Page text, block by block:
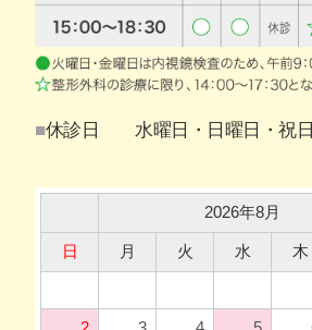
休診日 水曜日・日曜日・祝日